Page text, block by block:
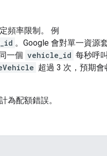
頻率限制。 例
。Google 會對單一資源
一個 vehicle_id 每秒呼
超過 3 次，預期
為配額錯誤。